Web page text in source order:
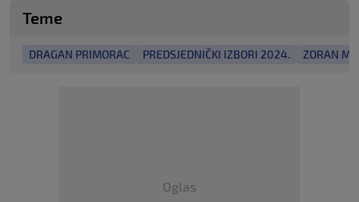
Teme
DRAGAN PRIMORAC PREDSJEDNIČKI IZBORI 2024. ZORAN
Oglas